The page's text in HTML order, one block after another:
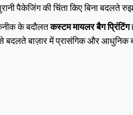
पैकेजिंग की चिंता किए बिना
के बदौलतकस्टम मायलर बैग प्रिंटिंग
बाज़ार में प्रासंगिक और आधुनिक